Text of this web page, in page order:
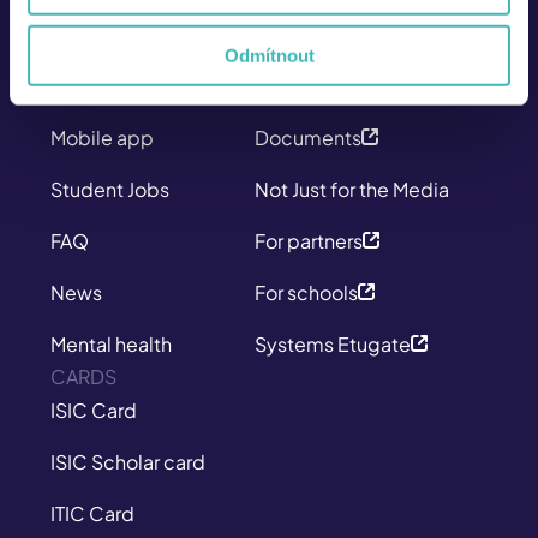
Odmítnout
Discounts
Insurance
Mobile app
Student Jobs
FAQ
News
Mental health
Contact
Career at ISIC
Documents
Not Just for the Media
For partners
For schools
Systems Etugate
CARDS
ISIC Card
ISIC Scholar card
ITIC Card